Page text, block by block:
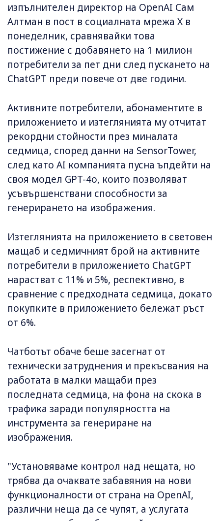
изпълнителен директор на OpenAI Сам
Алтман в пост в социалната мрежа X в
понеделник, сравнявайки това
постижение с добавянето на 1 милион
потребители за пет дни след пускането на
ChatGPT преди повече от две години.
Активните потребители, абонаментите в
приложението и изтеглянията му отчитат
рекордни стойности през миналата
седмица, според данни на SensorTower,
след като AI компанията пусна ъпдейти на
своя модел GPT-4o, които позволяват
усъвършенствани способности за
генерирането на изображения.
Изтеглянията на приложението в световен
мащаб и седмичният брой на активните
потребители в приложението ChatGPT
нарастват с 11% и 5%, респективно, в
сравнение с предходната седмица, докато
покупките в приложението бележат ръст
от 6%.
Чатботът обаче беше засегнат от
технически затруднения и прекъсвания на
работата в малки мащаби през
последната седмица, на фона на скока в
трафика заради популярността на
инструмента за генериране на
изображения.
"Установяваме контрол над нещата, но
трябва да очаквате забавяния на нови
функционалности от страна на OpenAI,
различни неща да се чупят, а услугата